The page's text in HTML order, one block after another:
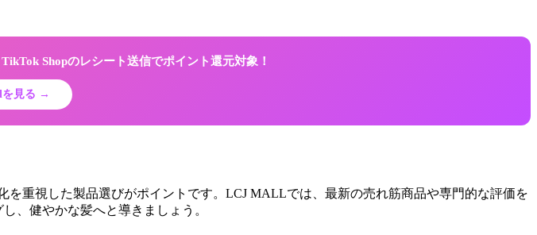
Shopのレシート送信でポイント還元対象！
見る →
重視した製品選びがポイントです。LCJ MALLでは、最新の売れ筋商品や専門的な評価を
、健やかな髪へと導きましょう。